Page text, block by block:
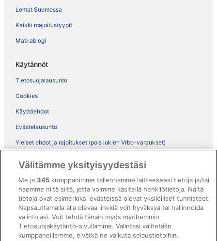
Lomat Suomessa
Kaikki majoitustyypit
Matkablogi
Käytännöt
Tietosuojalausunto
Cookies
Käyttöehdot
Evästelausunto
Yleiset ehdot ja rajoitukset (pois lukien Vrbo-varaukset)
ebookers BONUS+ -ohjelman ehdot
Oikeudelliset tiedot / ota meihin yhteyttä
Sisältövaatimukset ja ilmoituksen tekeminen sisällöstä
Välitämme yksityisyydestäsi
Me ja345 kumppanimme tallennamme laitteeseesi tietoja ja/tai
haemme niitä siitä, jotta voimme käsitellä henkilötietoja. Näitä
tietoja ovat esimerkiksi evästeissä olevat yksilölliset tunnisteet.
Napsauttamalla alla olevaa linkkiä voit hyväksyä tai hallinnoida
valintojasi. Voit tehdä tämän myös myöhemmin
Tietosuojakäytäntö-sivullamme. Valintasi välitetään
kumppaneillemme, eivätkä ne vaikuta selaustietoihin.